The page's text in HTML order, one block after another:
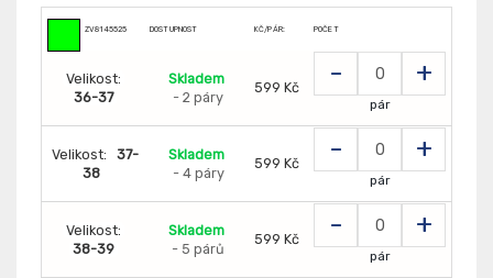
ZV8145525 DOSTUPNOST KČ/PÁR: POČET
Velikost:
36-37
Skladem
- 2 páry
599 Kč - +
pár
Velikost:
37-
38
Skladem
- 4 páry
599 Kč - +
pár
Velikost:
38-39
Skladem
- 5 párů
599 Kč - +
pár